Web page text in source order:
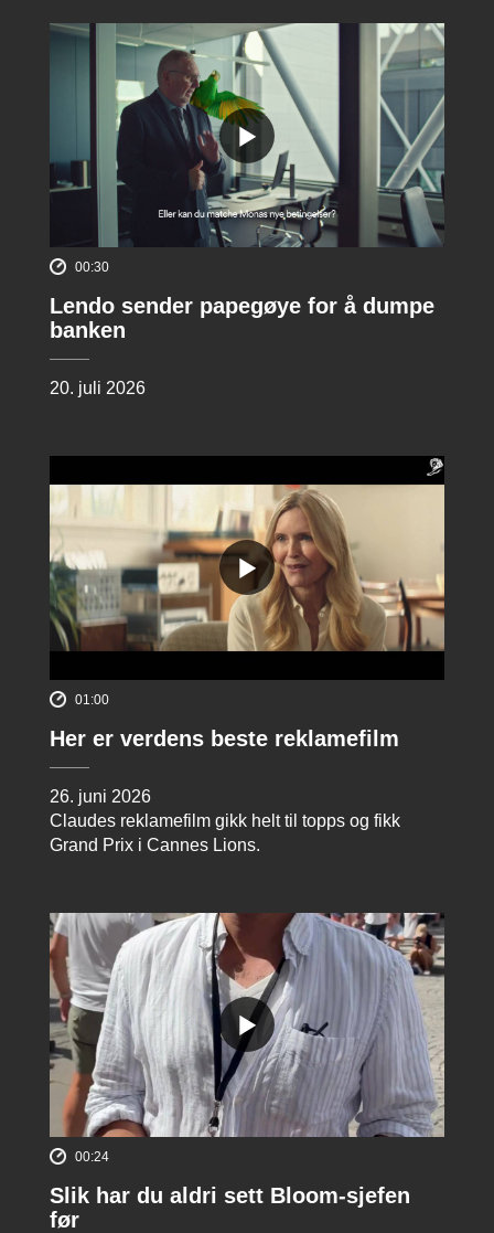
00:30
Lendo sender papegøye for å dumpe
banken
20. juli 2026
01:00
Her er verdens beste reklamefilm
26. juni 2026
Claudes reklamefilm gikk helt til topps og fikk
Grand Prix i Cannes Lions.
00:24
Slik har du aldri sett Bloom-sjefen
før